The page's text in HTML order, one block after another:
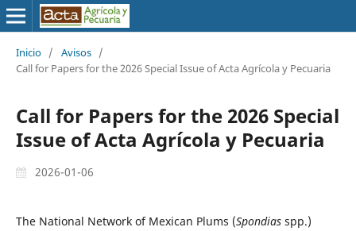
Inicio / Avisos /
Call for Papers for the 2026 Special Issue of Acta Agrícola y Pecuaria
Call for Papers for the 2026 Special
Issue of Acta Agrícola y Pecuaria
2026-01-06
The National Network of Mexican Plums (Spondiasspp.)